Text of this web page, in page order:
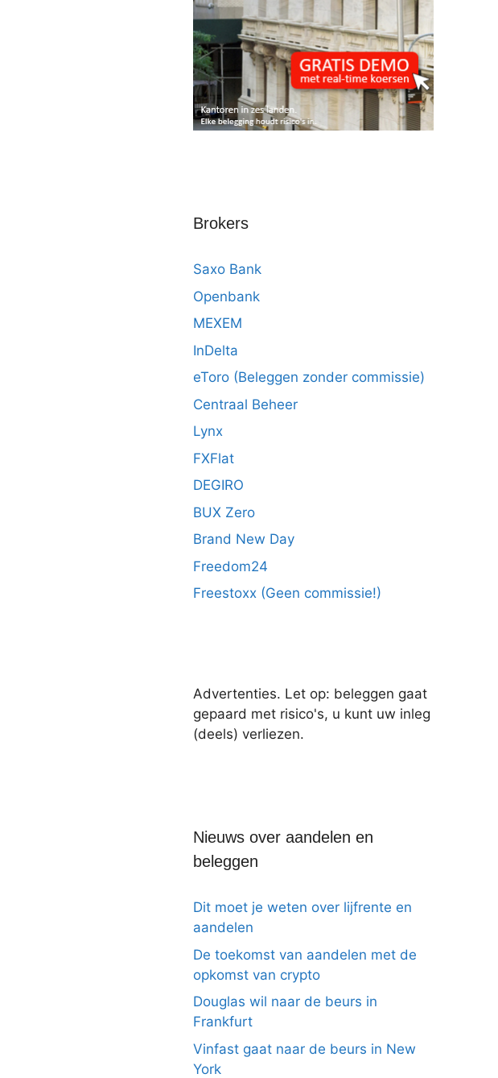
Brokers
Saxo Bank
Openbank
MEXEM
InDelta
eToro (Beleggen zonder commissie)
Centraal Beheer
Lynx
FXFlat
DEGIRO
BUX Zero
Brand New Day
Freedom24
Freestoxx (Geen commissie!)
Advertenties. Let op: beleggen gaat
gepaard met risico's, u kunt uw inleg
(deels) verliezen.
Nieuws over aandelen en
beleggen
Dit moet je weten over lijfrente en
aandelen
De toekomst van aandelen met de
opkomst van crypto
Douglas wil naar de beurs in
Frankfurt
Vinfast gaat naar de beurs in New
York